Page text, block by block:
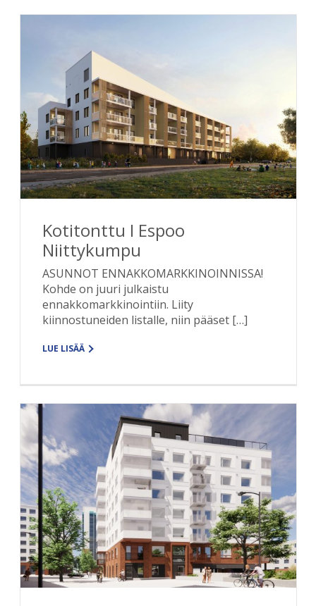
Kotitonttu I Espoo
Niittykumpu
ASUNNOT ENNAKKOMARKKINOINNISSA!
Kohde on juuri julkaistu
ennakkomarkkinointiin. Liity
kiinnostuneiden listalle, niin pääset […]
LUE LISÄÄ